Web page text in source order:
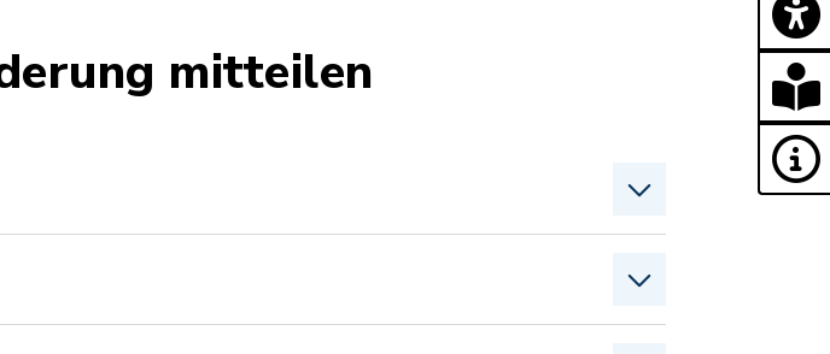
mitteilen